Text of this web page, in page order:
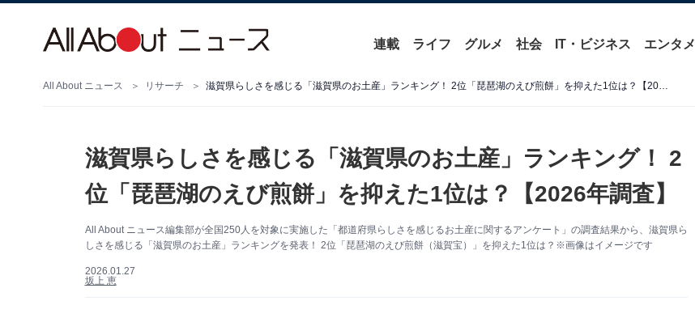
連載 ライフ グルメ 社会 IT・ビジネス エンタメ
All About ニュース リサーチ 滋賀県らしさを感じる「滋賀県のお土産」ランキング！ 2位「琵琶湖のえび煎餅」を抑えた1位は？【2026年調査】
滋賀県らしさを感じる「滋賀県のお土産」ランキング！ 2
位「琵琶湖のえび煎餅」を抑えた1位は？【2026年調査】
All About ニュース編集部が全国250人を対象に実施した「都道府県らしさを感じるお土産に関するアンケート」の調査結果から、滋賀県ら
しさを感じる「滋賀県のお土産」ランキングを発表！ 2位「琵琶湖のえび煎餅（滋賀宝）」を抑えた1位は？※画像はイメージです
2026.01.27
坂上 恵